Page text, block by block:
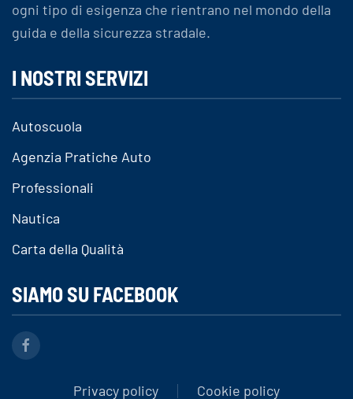
ogni tipo di esigenza che rientrano nel mondo della
guida e della sicurezza stradale.
I NOSTRI SERVIZI
Autoscuola
Agenzia Pratiche Auto
Professionali
Nautica
Carta della Qualità
SIAMO SU FACEBOOK
Privacy policy Cookie policy